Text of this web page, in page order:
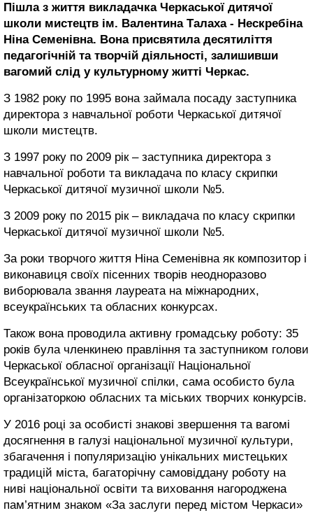
Пішла з життя викладачка Черкаської дитячої
школи мистецтв ім. Валентина Талаха - Нескребіна
Ніна Семенівна. Вона присвятила десятиліття
педагогічній та творчій діяльності, залишивши
вагомий слід у культурному житті Черкас.
З 1982 року по 1995 вона займала посаду заступника
директора з навчальної роботи Черкаської дитячої
школи мистецтв.
З 1997 року по 2009 рік – заступника директора з
навчальної роботи та викладача по класу скрипки
Черкаської дитячої музичної школи №5.
З 2009 року по 2015 рік – викладача по класу скрипки
Черкаської дитячої музичної школи №5.
За роки творчого життя Ніна Семенівна як композитор і
виконавиця своїх пісенних творів неодноразово
виборювала звання лауреата на міжнародних,
всеукраїнських та обласних конкурсах.
Також вона проводила активну громадську роботу: 35
років була членкинею правління та заступником голови
Черкаської обласної організації Національної
Всеукраїнської музичної спілки, сама особисто була
організаторкою обласних та міських творчих конкурсів.
У 2016 році за особисті знакові звершення та вагомі
досягнення в галузі національної музичної культури,
збагачення і популяризацію унікальних мистецьких
традицій міста, багаторічну самовіддану роботу на
ниві національної освіти та виховання нагороджена
пам’ятним знаком «За заслуги перед містом Черкаси»